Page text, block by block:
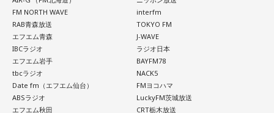
■メールアドレス：
hina@allnightnippon.com
■番組X：@hina_annp
■番組ハッシュタグ：#長浜広奈ANNP◆配信先：radiko、ニ
ッポン放送PODCAST STATION
（https://podcast.1242.com
） ほか各種ポッドキャストアプ
リ
■長浜広奈 コメント
待望の天下無双公式グッズが出来ました！
私の希望をニッポン放送さんが全て叶えてくれました。
可愛い顔が大きくプリントされたTシャツに個性溢れるサムネ
イルのアクキーが完成してます♡
FM NORTH WAVE
RAB青森放送
エフエム青森
IBCラジオ
エフエム岩手
tbcラジオ
Date fm（エフエム仙台）
ABSラジオ
エフエム秋田
interfm
TOKYO FM
J-WAVE
ラジオ日本
BAYFM78
NACK5
FMヨコハマ
LuckyFM茨城放送
CRT栃木放送